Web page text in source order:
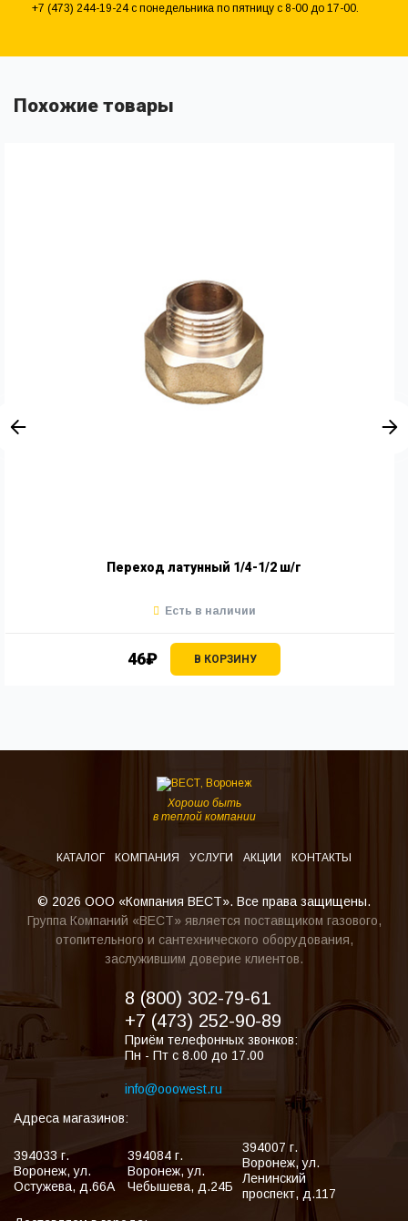
+7 (473) 244-19-24 с понедельника по пятницу с 8-00 до 17-00.
Похожие товары
Переход латунный 1/4-1/2 ш/г
46₽ В КОРЗИНУ
Есть в наличии
Хорошо быть
в теплой компании
КАТАЛОГ КОМПАНИЯ УСЛУГИ АКЦИИ КОНТАКТЫ
© 2026 ООО «Компания ВЕСТ». Все права защищены.
Группа Компаний «ВЕСТ» является поставщиком газового,
отопительного и сантехнического оборудования,
заслужившим доверие клиентов.
8 (800) 302-79-61
+7 (473) 252-90-89
Приём телефонных звонков:
Пн - Пт с 8.00 до 17.00
info@ooowest.ru
Адреса магазинов:
394033 г.
Воронеж,ул.
Остужева, д.66А
394084 г.
Воронеж,ул.
Чебышева, д.24Б
394007 г.
Воронеж,ул.
Ленинский
проспект, д.117